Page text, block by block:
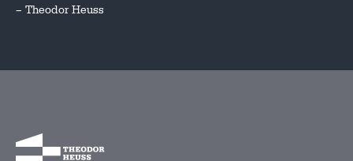
– Theodor Heuss